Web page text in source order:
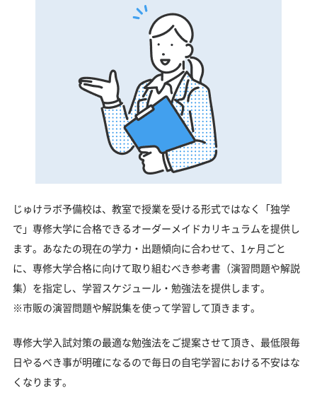
じゅけラボ予備校は、教室で授業を受ける形式ではなく「独学
で」専修大学に合格できるオーダーメイドカリキュラムを提供し
ます。あなたの現在の学力・出題傾向に合わせて、1ヶ月ごと
に、専修大学合格に向けて取り組むべき参考書（演習問題や解説
集）を指定し、学習スケジュール・勉強法を提供します。
※市販の演習問題や解説集を使って学習して頂きます。
専修大学入試対策の最適な勉強法をご提案させて頂き、最低限毎
日やるべき事が明確になるので毎日の自宅学習における不安はな
くなります。